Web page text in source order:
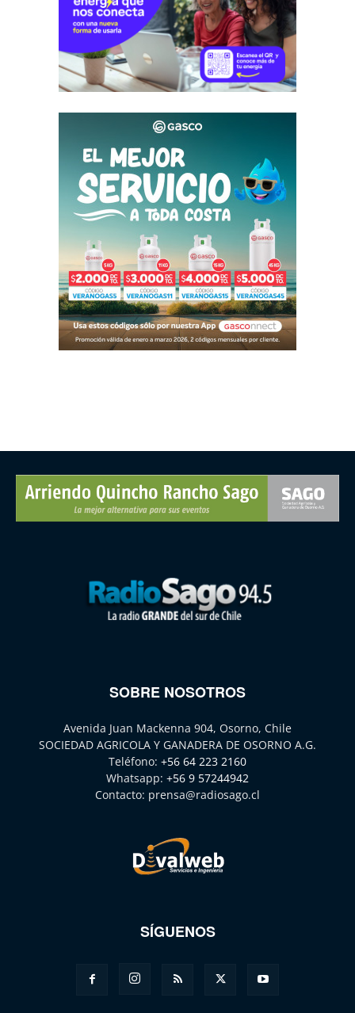
SOBRE NOSOTROS
Avenida Juan Mackenna 904, Osorno, Chile
SOCIEDAD AGRICOLA Y GANADERA DE OSORNO A.G.
Teléfono: +56 64 223 2160
Whatsapp: +56 9 57244942
Contacto: prensa@radiosago.cl
SÍGUENOS